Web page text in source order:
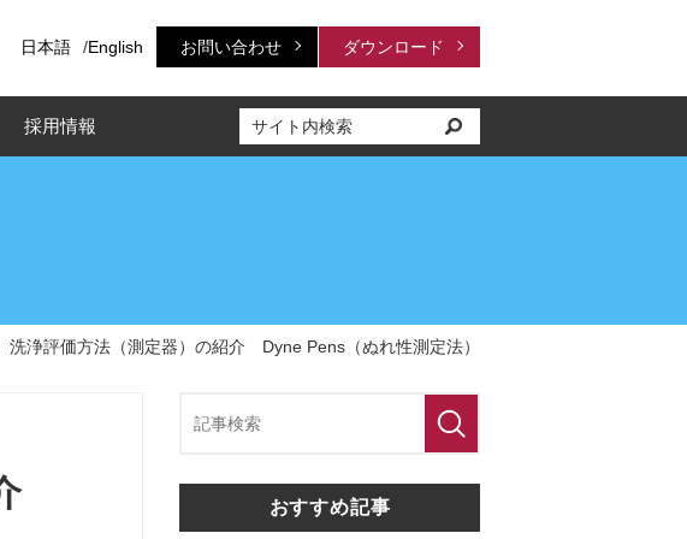
日本語 /English お問い合わせ ダウンロード
採用情報
洗浄評価方法（測定器）の紹介 Dyne Pens（ぬれ性測定法）
おすすめ記事